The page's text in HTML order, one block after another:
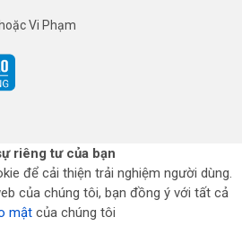
Vi Phạm
riêng tư của bạn
để cải thiện trải nghiệm người dùng.
của chúng tôi, bạn đồng ý với tất cả
mật của chúng tôi